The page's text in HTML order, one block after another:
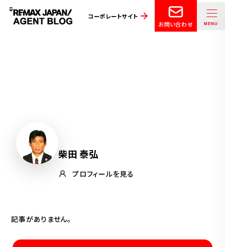
コーポレートサイト
お問い合わせ
柴田 泰弘
プロフィールを見る
記事がありません。